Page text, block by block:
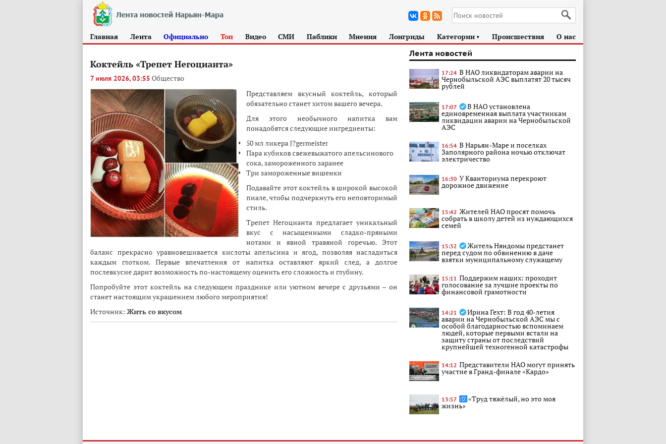
Главная Лента Официально Топ Видео СМИ Паблики Мнения Лонгриды Категории ► Происшествия О нас
Коктейль «Трепет Негоцианта»
7 июля 2026, 03:55 Общество
Представляем вкусный коктейль, который
обязательно станет хитом вашего вечера.
Для этого необычного напитка вам
понадобятся следующие ингредиенты:
50 мл ликера J?germeister
Пара кубиков свежевыжатого апельсинового
сока, замороженного заранее
Три замороженные вишенки
Подавайте этот коктейль в широкой высокой
пиале, чтобы подчеркнуть его неповторимый
стиль.
Трепет Негоцианта предлагает уникальный
вкус с насыщенными сладко-пряными
нотами и явной травяной горечью. Этот
баланс прекрасно уравновешивается кислоты апельсина и ягод, позволяя насладиться
каждым глотком. Первые впечатления от напитка оставляют яркий след, а долгое
послевкусие дарит возможность по-настоящему оценить его сложность и глубину.
Попробуйте этот коктейль на следующем празднике или уютном вечере с друзьями – он
станет настоящим украшением любого мероприятия!
Источник: Жить со вкусом
Лента новостей
17:24 В НАО ликвидаторам аварии на
Чернобыльской АЭС выплатят 20 тысяч
рублей
17:07 В НАО установлена
единовременная выплата участникам
ликвидации аварии на Чернобыльской
АЭС
16:54 В Нарьян-Маре и поселках
Заполярного района ночью отключат
электричество
16:30 У Кванториума перекроют
дорожное движение
15:42 Жителей НАО просят помочь
собрать в школу детей из нуждающихся
семей
15:32 Житель Няндомы предстанет
перед судом по обвинению в даче
взятки муниципальному служащему
15:11 Поддержим наших: проходит
голосование за лучшие проекты по
финансовой грамотности
14:21 Ирина Гехт: В год 40-летия
аварии на Чернобыльской АЭС мы с
особой благодарностью вспоминаем
людей, которые первыми встали на
защиту страны от последствий
крупнейшей техногенной катастрофы
14:12 Представители НАО могут принять
участие в Гранд-финале «Кардо»
13:57 «Труд тяжёлый, но это моя
жизнь»
эксперт рассказала, каким будет август в